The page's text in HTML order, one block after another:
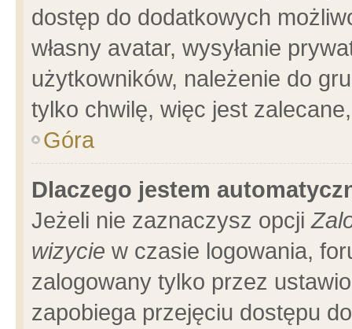
dostęp do dodatkowych
własny avatar, wysyłanie
użytkowników, należenie do
tylko chwilę, więc jest
Góra
Dlaczego jestem
Jeżeli nie zaznaczysz opcji
wizycie w czasie logowania,
zalogowany tylko przez
zapobiega przejęciu dostępu